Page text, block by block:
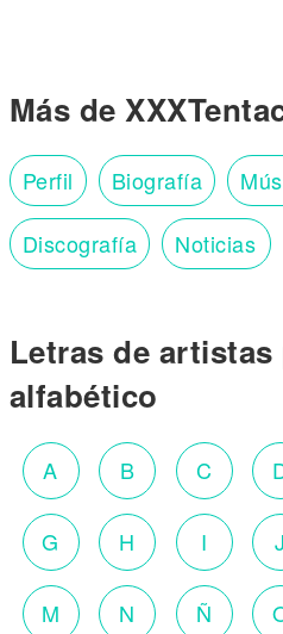
Más de
Perfil Biografía
Discografía Noticias
Letras de
alfabético
A B C
G H I J
M N Ñ